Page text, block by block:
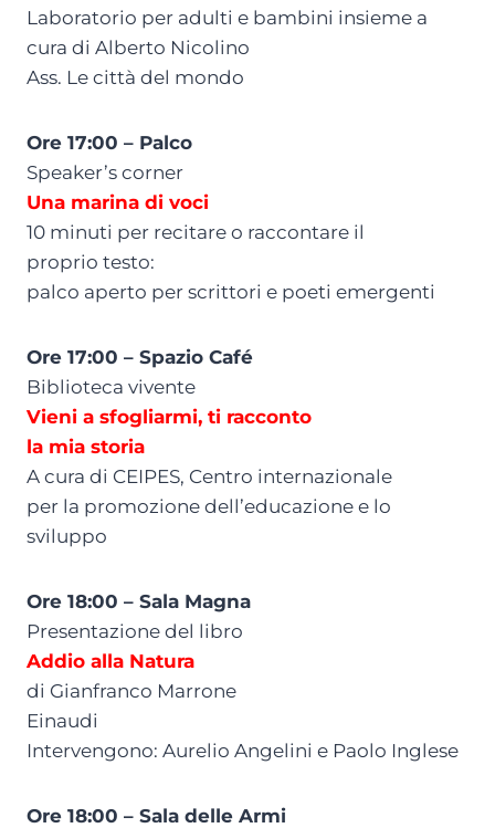
Laboratorio per adulti e bambini insieme a
cura di Alberto Nicolino
Ass. Le città del mondo
Ore 17:00 – Palco
Speaker’s corner
Una marina di voci
10 minuti per recitare o raccontare il
proprio testo:
palco aperto per scrittori e poeti emergenti
Ore 17:00 – Spazio Café
Biblioteca vivente
Vieni a sfogliarmi, ti racconto
la mia storia
A cura di CEIPES, Centro internazionale
per la promozione dell’educazione e lo
sviluppo
Ore 18:00 – Sala Magna
Presentazione del libro
Addio alla Natura
di Gianfranco Marrone
Einaudi
Intervengono: Aurelio Angelini e Paolo Inglese
Ore 18:00 – Sala delle Armi